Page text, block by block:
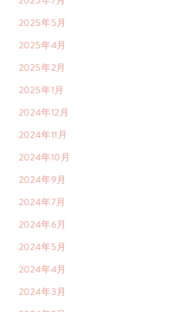
2025年5月
2025年4月
2025年2月
2025年1月
2024年12月
2024年11月
2024年10月
2024年9月
2024年7月
2024年6月
2024年5月
2024年4月
2024年3月